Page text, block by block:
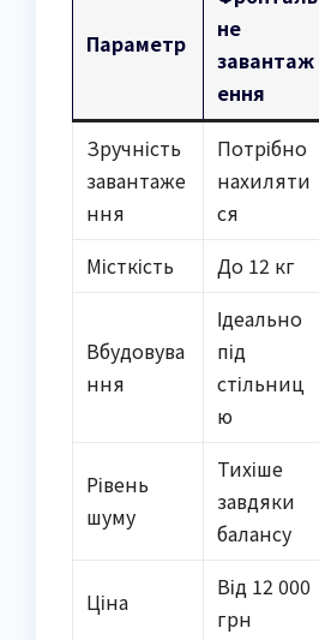
Параметр
не
завантаж
ення
Зручність
завантаже
ння
Потрібно
нахиляти
ся
Місткість
До 12 кг
Вбудовува
ння
Ідеально
під
стільниц
ю
Рівень
шуму
Тихіше
завдяки
балансу
Ціна
Від 12 000
грн